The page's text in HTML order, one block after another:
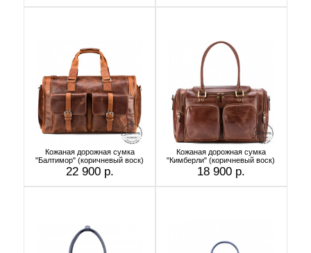
Кожаная дорожная сумка
"Балтимор" (коричневый воск)
22 900 р.
Кожаная дорожная сумка
"Кимберли" (коричневый воск)
18 900 р.